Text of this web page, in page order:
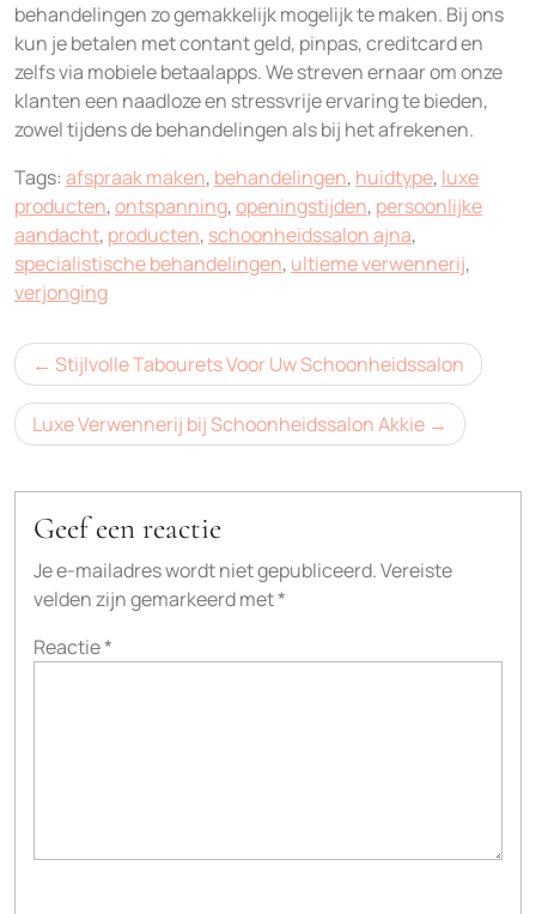
behandelingen zo gemakkelijk mogelijk te maken. Bij ons
kun je betalen met contant geld, pinpas, creditcard en
zelfs via mobiele betaalapps. We streven ernaar om onze
klanten een naadloze en stressvrije ervaring te bieden,
zowel tijdens de behandelingen als bij het afrekenen.
Tags: afspraak maken, behandelingen, huidtype, luxe
producten,ontspanning,openingstijden, persoonlijke
aandacht, producten, schoonheidssalon ajna,
specialistische behandelingen, ultieme verwennerij,
verjonging
Bericht
navigatie
Stijlvolle Tabourets Voor Uw Schoonheidssalon
Luxe Verwennerij bij Schoonheidssalon Akkie
Geef een reactie
Je e-mailadres wordt niet gepubliceerd.Vereiste
velden zijn gemarkeerd met*
Reactie*